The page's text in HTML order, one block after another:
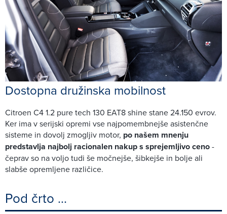
Dostopna družinska mobilnost
Citroen C4 1.2 pure tech 130 EAT8 shine stane 24.150 evrov.
Ker ima v serijski opremi vse najpomembnejše asistenčne
sisteme in dovolj zmogljiv motor, po našem mnenju
predstavlja najbolj racionalen nakup s sprejemljivo ceno-
čeprav so na voljo tudi še močnejše, šibkejše in bolje ali
slabše opremljene različice.
Pod črto ...